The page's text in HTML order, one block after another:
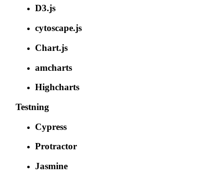
D3.js
cytoscape.js
Chart.js
amcharts
Highcharts
Testning
Cypress
Protractor
Jasmine